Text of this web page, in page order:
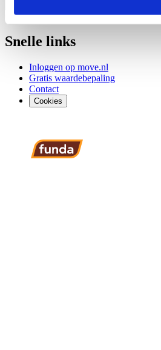
Schrijf mij in
Snelle links
Inloggen op move.nl
Gratis waardebepaling
Contact
Cookies